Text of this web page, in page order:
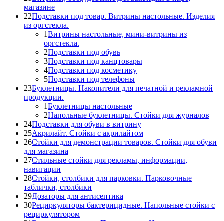
магазине
22Подставки под товар. Витрины настольные. Изделия
из оргстекла.
1Витрины настольные, мини-витрины из
оргстекла.
2Подставки под обувь
3Подставки под канцтовары
4Подставки под косметику
5Подставки под телефоны
23Буклетницы. Накопители для печатной и рекламной
продукции.
1Буклетницы настольные
2Напольные буклетницы. Стойки для журналов
24Подставки для обуви в витрину
25Акрилайт. Стойки с акрилайтом
26Стойки для демонстрации товаров. Стойки для обуви
для магазина
27Стильные стойки для рекламы, информации,
навигации
28Стойки, столбики для парковки. Парковочные
таблички, столбики
29Дозаторы для антисептика
30Рециркуляторы бактерицидные. Напольные стойки с
рециркулятором